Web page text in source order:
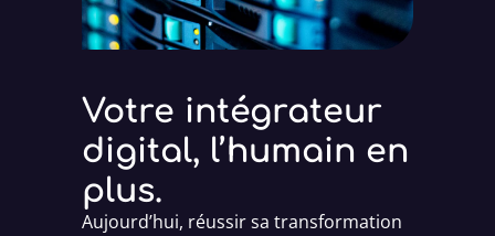
Votre intégrateur
digital, l’humain en
plus.
Aujourd’hui, réussir sa transformation